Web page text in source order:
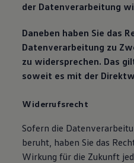
der Datenverarbeitung
Daneben haben Sie das
Datenverarbeitung zu
zu widersprechen. Das
soweit es mit der
Widerrufsrecht
Sofern die
beruht, haben Sie das
Wirkung für die Zukunft